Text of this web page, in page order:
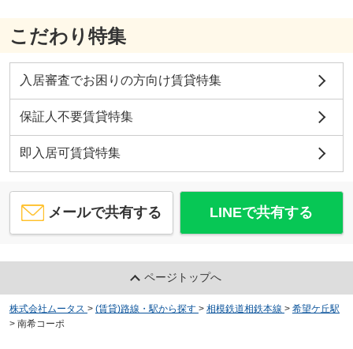
こだわり特集
入居審査でお困りの方向け賃貸特集
保証人不要賃貸特集
即入居可賃貸特集
メールで共有する LINEで共有する
ページトップへ
株式会社ムータス > (賃貸)路線・駅から探す > 相模鉄道相鉄本線 > 希望ケ丘駅
> 南希コーポ